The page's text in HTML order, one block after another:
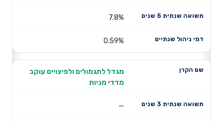
7.8%
0.59%
מגדל לתגמולים ולפיצויים עוקב
מדדי מניות
—